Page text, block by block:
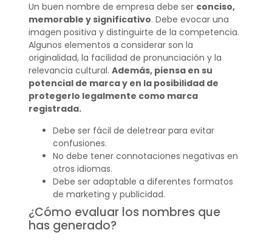
Un buen nombre de empresa debe ser conciso,
memorable y significativo. Debe evocar una
imagen positiva y distinguirte de la competencia.
Algunos elementos a considerar son la
originalidad, la facilidad de pronunciación y la
relevancia cultural. Además, piensa en su
potencial de marca y en la posibilidad de
protegerlo legalmente como marca
registrada.
Debe ser fácil de deletrear para evitar
confusiones.
No debe tener connotaciones negativas en
otros idiomas.
Debe ser adaptable a diferentes formatos
de marketing y publicidad.
¿Cómo evaluar los nombres que
has generado?